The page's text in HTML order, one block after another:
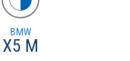
BMW
X5 M